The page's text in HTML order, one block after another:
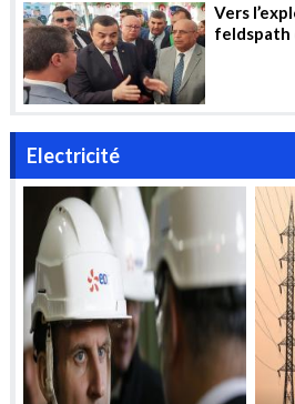
Vers
feldspath
Electricité